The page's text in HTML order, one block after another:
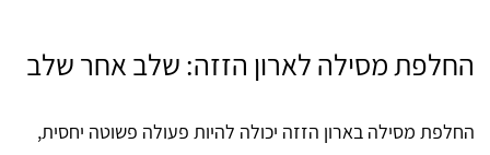
החלפת מסילה לארון הזזה: שלב אחר שלב
החלפת מסילה בארון הזזה יכולה להיות פעולה פשוטה יחסית,